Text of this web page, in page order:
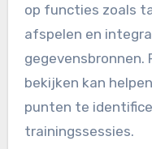
op functies zoals
afspelen en
bekijken kan
punten te
trainingssessies.